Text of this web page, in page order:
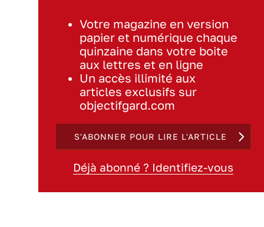
Votre magazine en version
papier et numérique chaque
quinzaine dans votre boite
aux lettres et en ligne
Un accès illimité aux
articles exclusifs sur
objectifgard.com
S'ABONNER POUR LIRE L'ARTICLE
Déjà abonné ? Identifiez-vous